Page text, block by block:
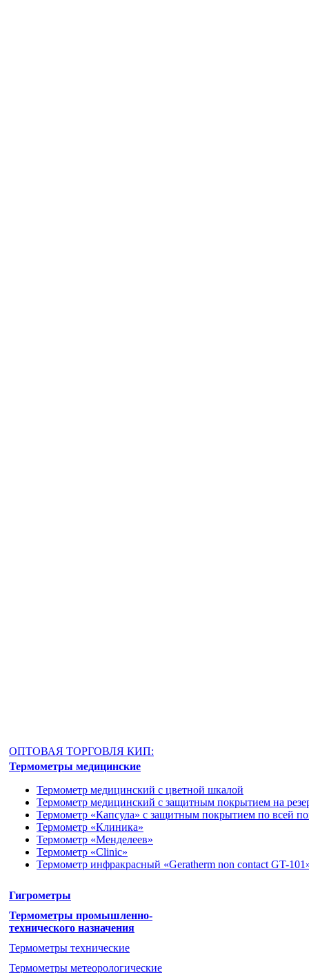
ОПТОВАЯ ТОРГОВЛЯ КИП:
Термометры медицинские
Термометр медицинский с цветной шкалой
Термометр медицинский с защитным покрытием на
Термометр «Капсула» с защитным покрытием по всей
Термометр «Клиника»
Термометр «Менделеев»
Термометр «Clinic»
Термометр инфракрасный «Geratherm non contact GT-
Гигрометры
Термометры промышленно-
технического назначения
Термометры технические
Термометры метеорологические